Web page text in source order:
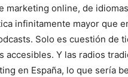
marketing online, de
infinitamente mayor que
Solo es cuestión de
Y las radios
en España, lo que sería